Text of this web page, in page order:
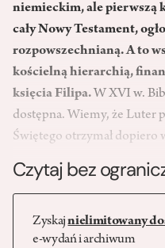
niemieckim, ale pierwszą
cały Nowy Testament,
rozpowszechnianą. A to
kościelną hierarchią,
księcia Filipa. W XVI w.
dostępna. Wiemy, że Luter
Świętego otrzymał
Czytaj bez
Zyskajnielimitowany
e-wydań i archiwum